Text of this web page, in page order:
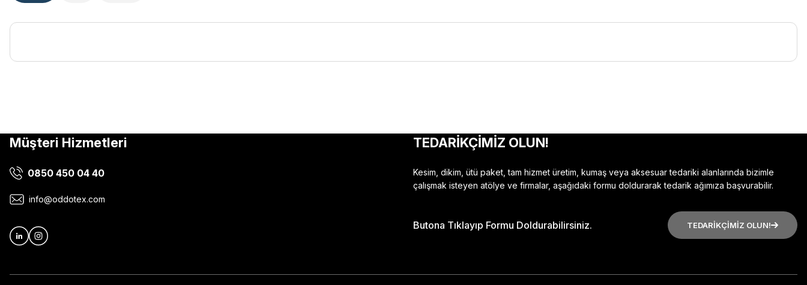
Yorum Yaz
Ürün resmi kalitesiz, bozuk veya görüntülenemiyor.
Ürün bilgilerinde hatalar bulunuyor.
Müşteri Hizmetleri
0850 450 04 40
info@oddotex.com
TEDARİKÇİMİZ OLUN!
Kesim, dikim, ütü paket, tam hizmet üretim, kumaş veya aksesuar tedariki alanlarında bizimle
çalışmak isteyen atölye ve firmalar, aşağıdaki formu doldurarak tedarik ağımıza başvurabilir.
Butona Tıklayıp Formu Doldurabilirsiniz. TEDARİKÇİMİZ OLUN!